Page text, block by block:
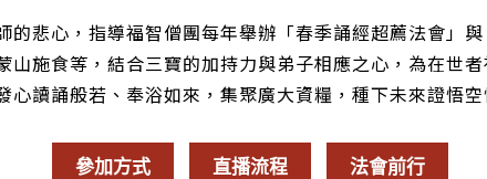
悲心，指導福智僧團每年舉辦「春季誦經超薦法會」
山施食等，結合三寶的加持力與弟子相應之心，為在世
心讀誦般若、奉浴如來，集聚廣大資糧，種下未來證悟
參加方式 直播流程 法會前行